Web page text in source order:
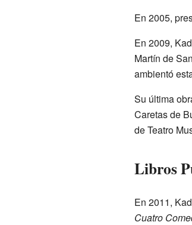
En 2005,
En 2009,
Martín de
ambientó
Su última
Caretas de
de Teatro
Libros
En 2011,
Cuatro